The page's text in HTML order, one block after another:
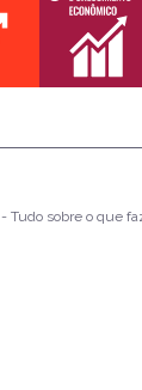
- Tudo sobre o que